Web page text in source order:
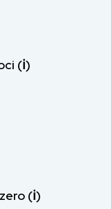
(ℹ︎)
(ℹ︎)